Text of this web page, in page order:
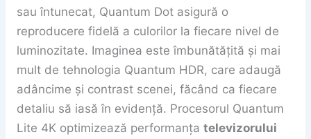
sau întunecat, Quantum Dot asigură o
reproducere fidelă a culorilor la fiecare nivel de
luminozitate. Imaginea este îmbunătățită și mai
mult de tehnologia Quantum HDR, care adaugă
adâncime și contrast scenei, făcând ca fiecare
detaliu să iasă în evidență. Procesorul Quantum
Lite 4K optimizează performanța televizorului